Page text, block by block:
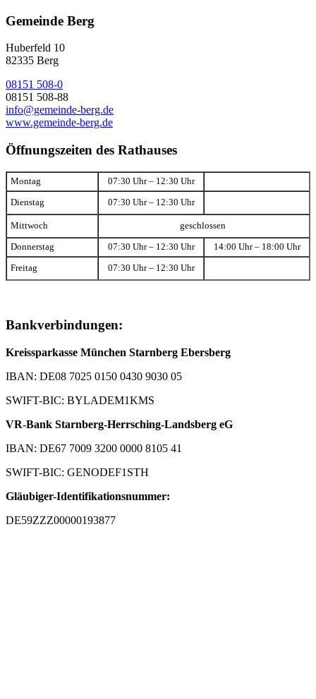
Gemeinde Berg
Huberfeld 10
82335 Berg
08151 508-0
08151 508-88
info@gemeinde-berg.de
www.gemeinde-berg.de
Öffnungszeiten des Rathauses
Montag 07:30 Uhr – 12:30 Uhr
Dienstag 07:30 Uhr – 12:30 Uhr
Mittwoch geschlossen
Donnerstag 07:30 Uhr – 12:30 Uhr 14:00 Uhr – 18:00 Uhr
Freitag 07:30 Uhr – 12:30 Uhr
Bankverbindungen:
Kreissparkasse München Starnberg Ebersberg
IBAN: DE08 7025 0150 0430 9030 05
SWIFT-BIC: BYLADEM1KMS
VR-Bank Starnberg-Herrsching-Landsberg eG
IBAN: DE67 7009 3200 0000 8105 41
SWIFT-BIC: GENODEF1STH
Gläubiger-Identifikationsnummer:
DE59ZZZ00000193877